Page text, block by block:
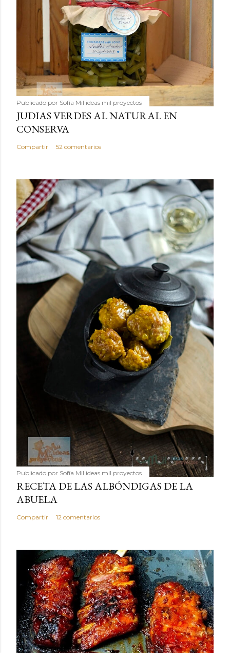
Publicado por Sofía Mil ideas mil proyectos
JUDIAS VERDES AL NATURAL EN
CONSERVA
Compartir 52 comentarios
Publicado por Sofía Mil ideas mil proyectos
RECETA DE LAS ALBÓNDIGAS DE LA
ABUELA
Compartir 12 comentarios